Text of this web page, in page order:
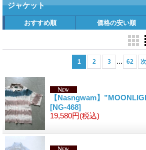
ジャケット
おすすめ順 価格の安い順
1 2 3 ... 62 次
【Nasngwam】
[NG-468]
19,580円(税込)